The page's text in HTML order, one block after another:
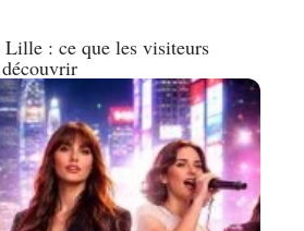
Lille : ce que les visiteurs